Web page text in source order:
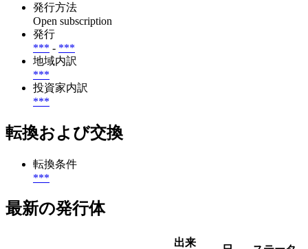
発行方法
Open subscription
発行
*** - ***
地域内訳
***
投資家内訳
***
転換および交換
転換条件
***
最新の発行体
出来